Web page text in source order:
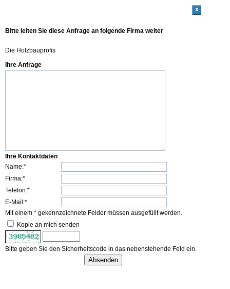
x
Bitte leiten Sie diese Anfrage an folgende Firma weiter
Die Holzbauprofis
Ihre Anfrage
Ihre Kontaktdaten
Name:*
Firma:*
Telefon:*
E-Mail:*
Mit einem * gekennzeichnete Felder müssen ausgefüllt werden.
Kopie an mich senden
Bitte geben Sie den Sicherheitscode in das nebenstehende Feld ein.